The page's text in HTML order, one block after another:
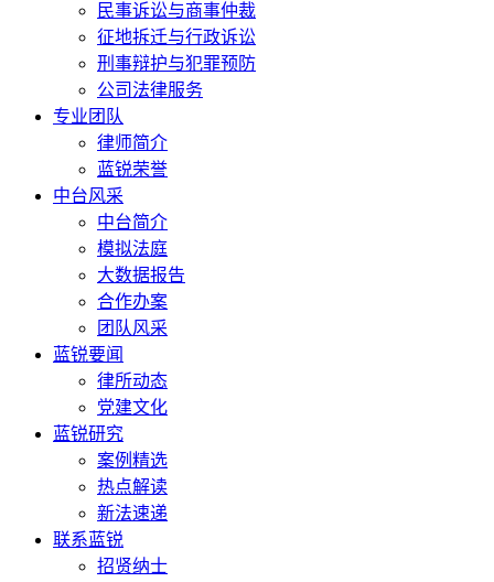
民事诉讼与商事仲裁
征地拆迁与行政诉讼
刑事辩护与犯罪预防
公司法律服务
专业团队
律师简介
蓝锐荣誉
中台风采
中台简介
模拟法庭
大数据报告
合作办案
团队风采
蓝锐要闻
律所动态
党建文化
蓝锐研究
案例精选
热点解读
新法速递
联系蓝锐
招贤纳士